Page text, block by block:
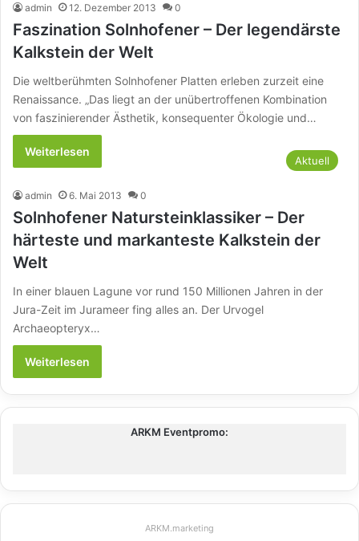
admin 12. Dezember 2013 0
Faszination Solnhofener – Der legendärste
Kalkstein der Welt
Die weltberühmten Solnhofener Platten erleben zurzeit eine
Renaissance. „Das liegt an der unübertroffenen Kombination
von faszinierender Ästhetik, konsequenter Ökologie und…
Weiterlesen
Aktuell
admin 6. Mai 2013 0
Solnhofener Natursteinklassiker – Der
härteste und markanteste Kalkstein der
Welt
In einer blauen Lagune vor rund 150 Millionen Jahren in der
Jura-Zeit im Jurameer fing alles an. Der Urvogel
Archaeopteryx…
Weiterlesen
ARKM Eventpromo:
ARKM.marketing